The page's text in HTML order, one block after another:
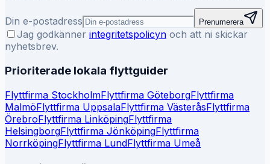
Din e-postadress Prenumerera
Jag godkänner integritetspolicyn och att ni skickar
nyhetsbrev.
Prioriterade lokala flyttguider
Flyttfirma StockholmFlyttfirma GöteborgFlyttfirma
MalmöFlyttfirma UppsalaFlyttfirma VästeråsFlyttfirma
ÖrebroFlyttfirma LinköpingFlyttfirma
HelsingborgFlyttfirma JönköpingFlyttfirma
NorrköpingFlyttfirma LundFlyttfirma Umeå